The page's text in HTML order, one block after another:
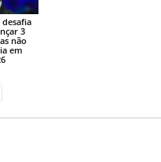
3
não
em